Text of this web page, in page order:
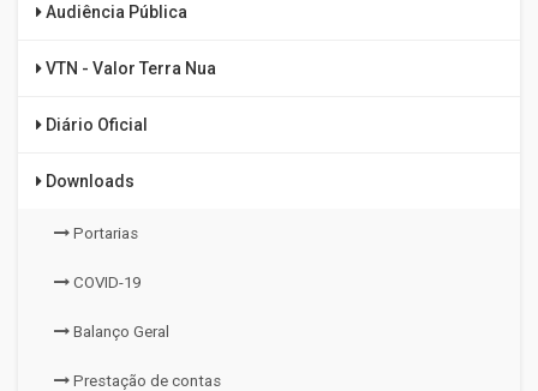
Audiência Pública
VTN - Valor Terra Nua
Diário Oficial
Downloads
Portarias
COVID-19
Balanço Geral
Prestação de contas